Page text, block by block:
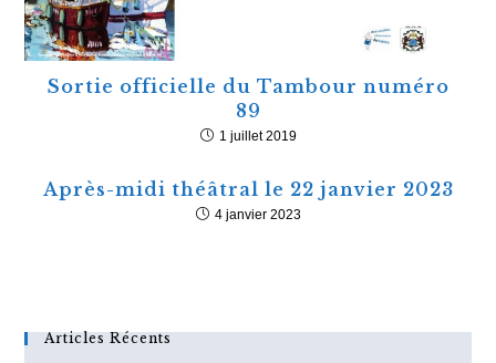
Sortie officielle du Tambour numéro
89
1 juillet 2019
Après-midi théâtral le 22 janvier 2023
4 janvier 2023
Articles Récents